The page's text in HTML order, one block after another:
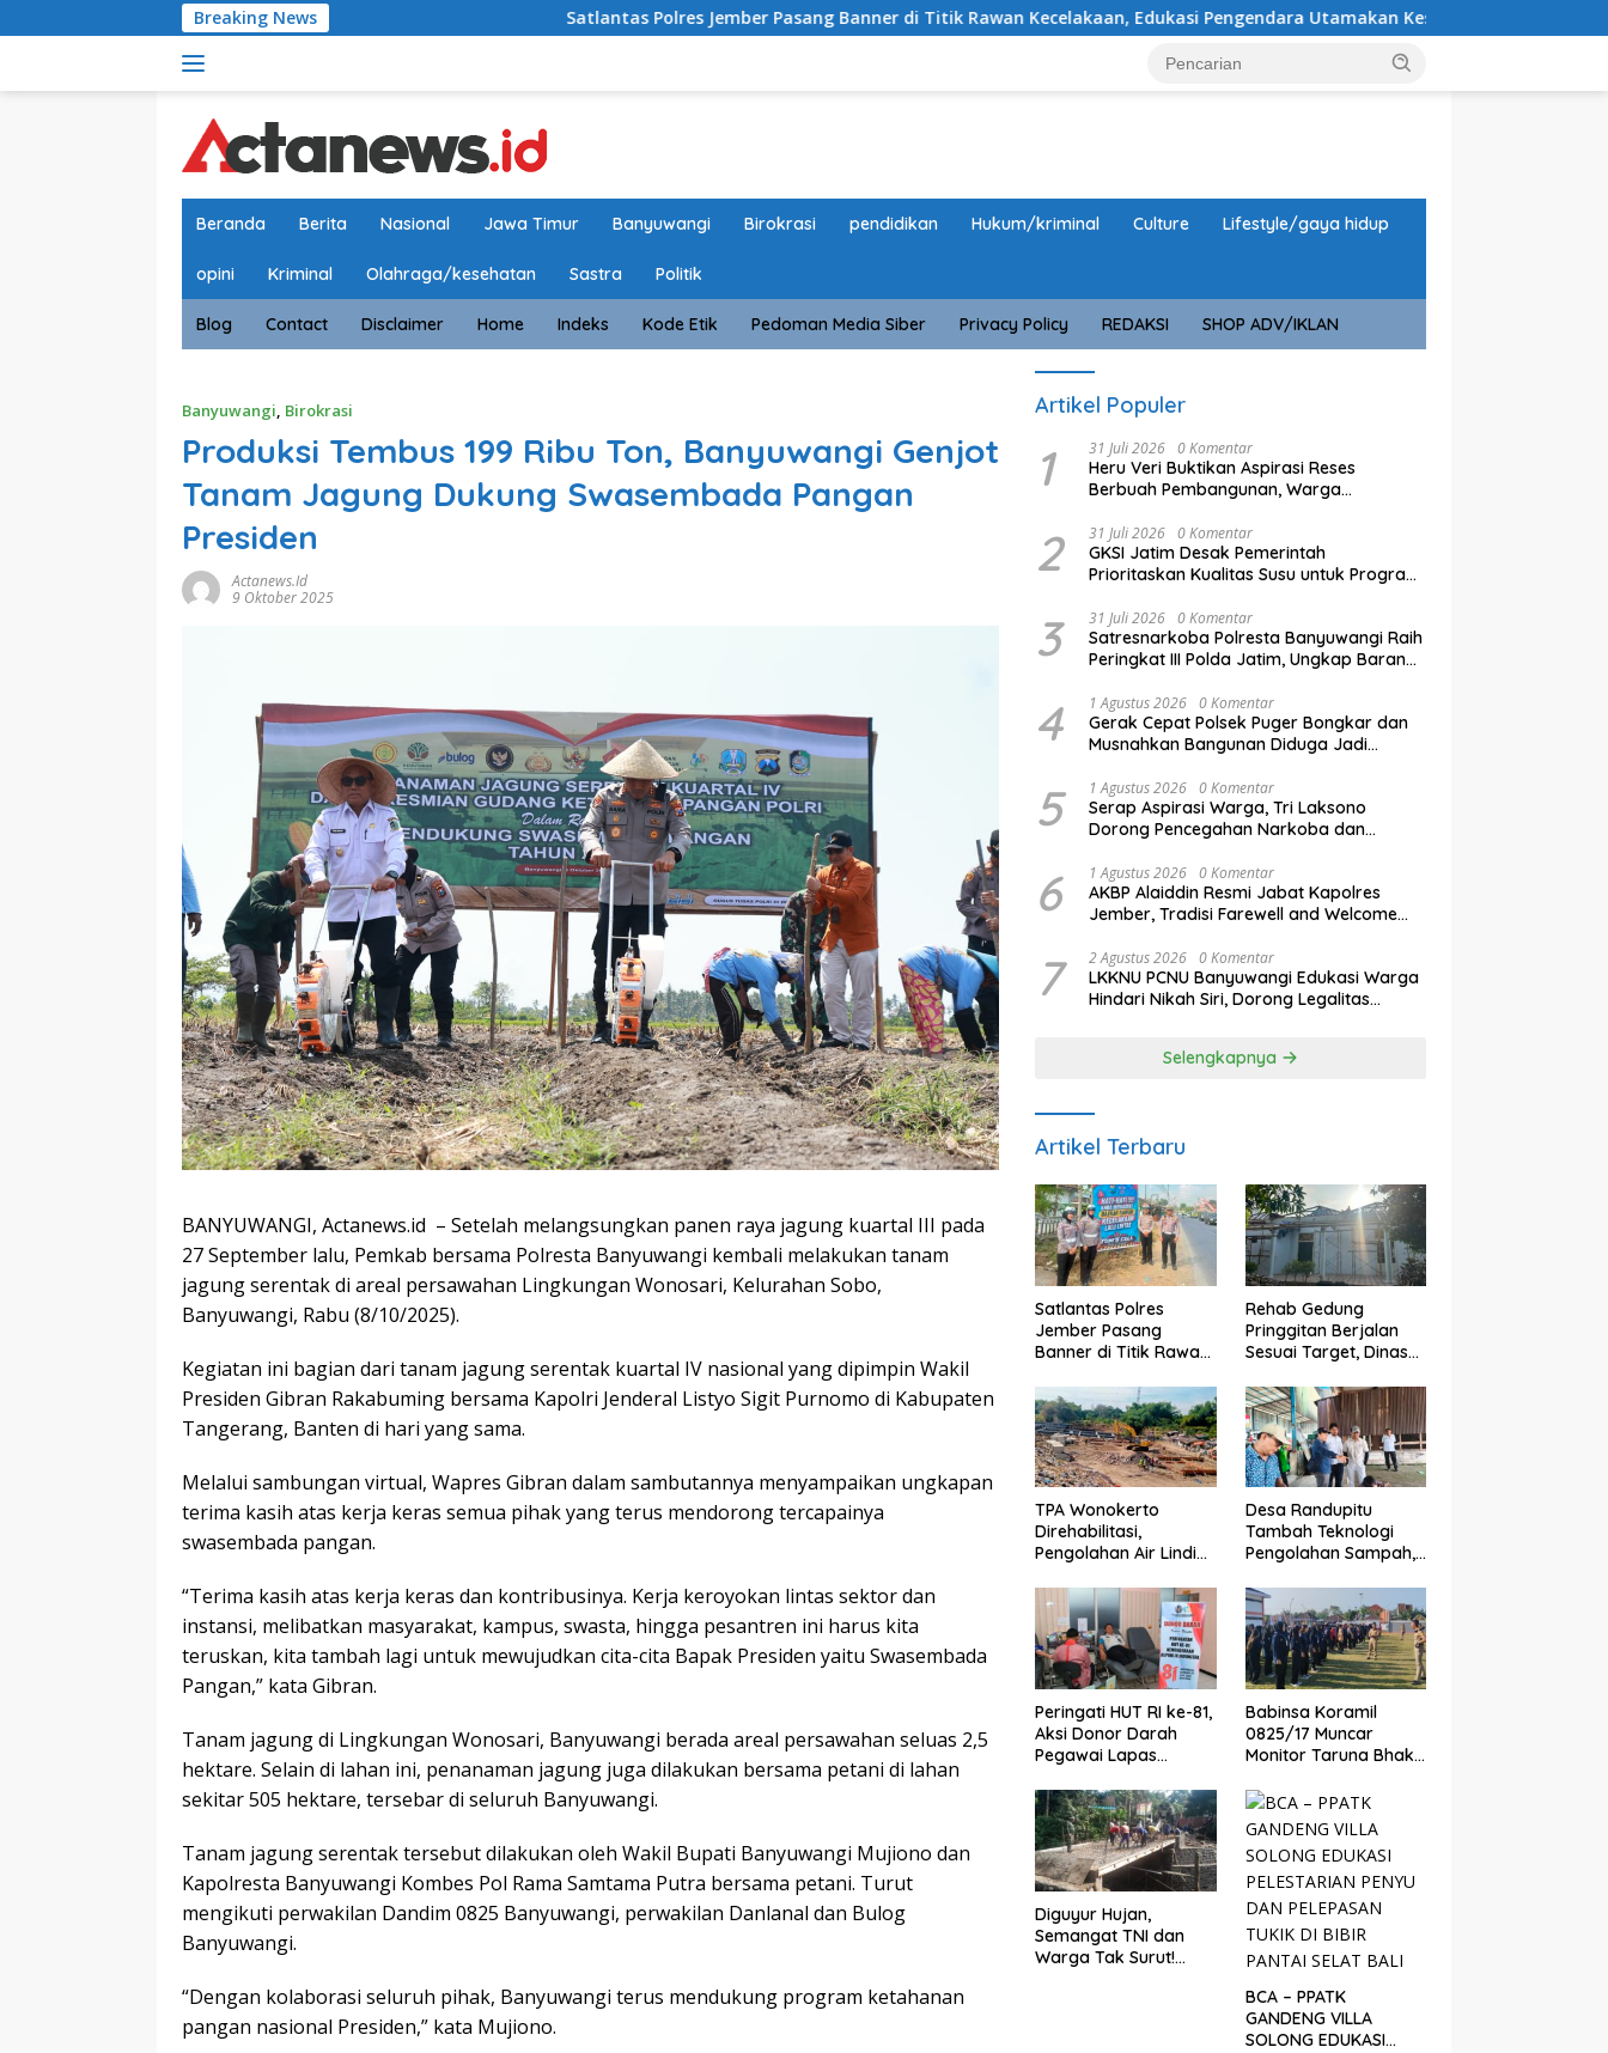
ke
Breaking News Satlantas Polres Jember Pasang Banner di Titik Rawan Kecelakaan, Edukasi Pengendara Utamakan Keselamatan
Beranda Berita Nasional Jawa Timur Banyuwangi Birokrasi pendidikan Hukum/kriminal Culture Lifestyle/gaya hidup
opini Kriminal Olahraga/kesehatan Sastra Politik
Blog Contact Disclaimer Home Indeks Kode Etik Pedoman Media Siber Privacy Policy REDAKSI SHOP ADV/IKLAN
Banyuwangi, Birokrasi
Produksi Tembus 199 Ribu Ton, Banyuwangi Genjot
Tanam Jagung Dukung Swasembada Pangan
Presiden
Actanews.id
9 Oktober 2025
BANYUWANGI, Actanews.id – Setelah melangsungkan panen raya jagung kuartal III pada
27 September lalu, Pemkab bersama Polresta Banyuwangi kembali melakukan tanam
jagung serentak di areal persawahan Lingkungan Wonosari, Kelurahan Sobo,
Banyuwangi, Rabu (8/10/2025).
Kegiatan ini bagian dari tanam jagung serentak kuartal IV nasional yang dipimpin Wakil
Presiden Gibran Rakabuming bersama Kapolri Jenderal Listyo Sigit Purnomo di Kabupaten
Tangerang, Banten di hari yang sama.
Melalui sambungan virtual, Wapres Gibran dalam sambutannya menyampaikan ungkapan
terima kasih atas kerja keras semua pihak yang terus mendorong tercapainya
swasembada pangan.
“Terima kasih atas kerja keras dan kontribusinya. Kerja keroyokan lintas sektor dan
instansi, melibatkan masyarakat, kampus, swasta, hingga pesantren ini harus kita
teruskan, kita tambah lagi untuk mewujudkan cita-cita Bapak Presiden yaitu Swasembada
Pangan,” kata Gibran.
Tanam jagung di Lingkungan Wonosari, Banyuwangi berada areal persawahan seluas 2,5
hektare. Selain di lahan ini, penanaman jagung juga dilakukan bersama petani di lahan
sekitar 505 hektare, tersebar di seluruh Banyuwangi.
Tanam jagung serentak tersebut dilakukan oleh Wakil Bupati Banyuwangi Mujiono dan
Kapolresta Banyuwangi Kombes Pol Rama Samtama Putra bersama petani. Turut
mengikuti perwakilan Dandim 0825 Banyuwangi, perwakilan Danlanal dan Bulog
Banyuwangi.
“Dengan kolaborasi seluruh pihak, Banyuwangi terus mendukung program ketahanan
pangan nasional Presiden,” kata Mujiono.
Artikel Populer
1 31 Juli 2026 0 Komentar
Heru Veri Buktikan Aspirasi Reses
Berbuah Pembangunan, Warga
2 31 Juli 2026 0 Komentar
GKSI Jatim Desak Pemerintah
Prioritaskan Kualitas Susu untuk Program
3 31 Juli 2026 0 Komentar
Satresnarkoba Polresta Banyuwangi Raih
Peringkat III Polda Jatim, Ungkap Barang
2026
4 1 Agustus 2026 0 Komentar
Gerak Cepat Polsek Puger Bongkar dan
Musnahkan Bangunan Diduga Jadi
5 1 Agustus 2026 0 Komentar
Serap Aspirasi Warga, Tri Laksono
Dorong Pencegahan Narkoba dan
6 1 Agustus 2026 0 Komentar
AKBP Alaiddin Resmi Jabat Kapolres
Jember, Tradisi Farewell and Welcome
7 2 Agustus 2026 0 Komentar
LKKNU PCNU Banyuwangi Edukasi Warga
Hindari Nikah Siri, Dorong Legalitas
Selengkapnya
Artikel Terbaru
Satlantas Polres
Jember Pasang
Banner di Titik Rawan
Pengendara
Utamakan
Keselamatan
Rehab Gedung
Pringgitan Berjalan
Sesuai Target, Dinas
Rampung Tepat
Waktu
TPA Wonokerto
Direhabilitasi,
Pengolahan Air Lindi
Modern
Desa Randupitu
Tambah Teknologi
Pengolahan Sampah,
Pengubah Plastik Jadi
BBM
Peringati HUT RI ke-81,
Aksi Donor Darah
Pegawai Lapas
Amankan Stok PMI
Babinsa Koramil
0825/17 Muncar
Monitor Taruna Bhakti
dan Jiwa
Nasionalisme Siswa
Sekolah Rakyat
Diguyur Hujan,
Semangat TNI dan
Warga Tak Surut!
BCA – PPATK
GANDENG VILLA
SOLONG EDUKASI